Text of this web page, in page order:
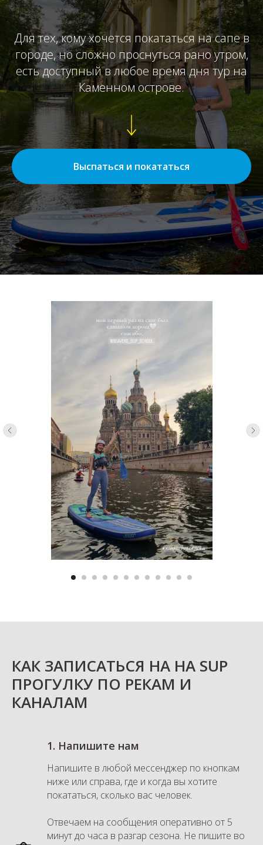
Для тех, кому хочется покататься на сапе в
городе, но сложно проснуться рано утром,
есть доступный в любое время дня тур на
Каменном острове.
Выспаться и покататься
КАК ЗАПИСАТЬСЯ НА НА SUP
ПРОГУЛКУ ПО РЕКАМ И
КАНАЛАМ
1. Напишите нам
Напишите в любой мессенджер по кнопкам
ниже или справа, где и когда вы хотите
покататься, сколько вас человек.
Отвечаем на сообщения оперативно от 5
минут до часа в разгар сезона. Не пишите во